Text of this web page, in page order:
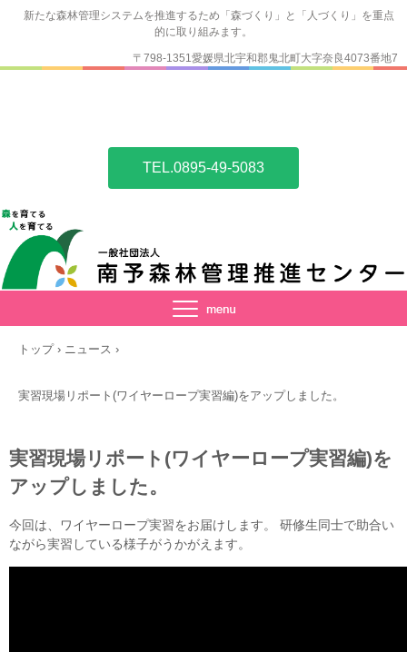
新たな森林管理システムを推進するため「森づくり」と「人づくり」を重点
的に取り組みます。
TEL.0895-49-5083
〒798-1351愛媛県北宇和郡鬼北町大字奈良4073番地7
トップ › ニュース ›
実習現場リポート(ワイヤーロープ実習編)をアップしました。
実習現場リポート(ワイヤーロープ実習編)を
アップしました。
今回は、ワイヤーロープ実習をお届けします。 研修生同士で助合い
ながら実習している様子がうかがえます。